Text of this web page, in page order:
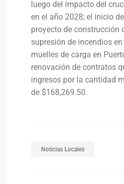
luego del impacto del
en el año 2028; el inicio
proyecto de construcción
supresión de incendios
muelles de carga en
renovación de contratos
ingresos por la cantidad
de $168,269.50.
Noticias Locales